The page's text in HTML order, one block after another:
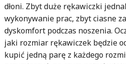
dłoni. Zbyt duże rękawiczki
wykonywanie prac, zbyt ciasne
dyskomfort podczas noszenia.
jaki rozmiar rękawiczek będzie
kupić jedną parę z każdego